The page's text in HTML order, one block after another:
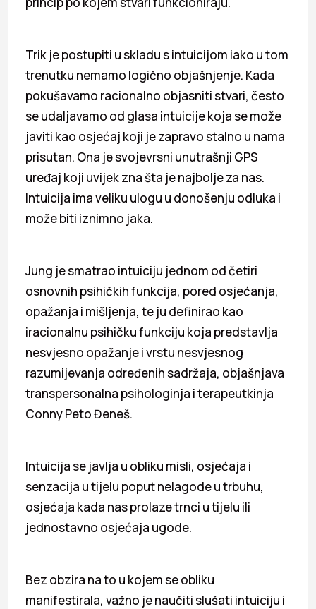
Trik je postupiti u skladu s intuicijom iako u tom
trenutku nemamo logično objašnjenje. Kada
pokušavamo racionalno objasniti stvari, često
se udaljavamo od glasa intuicije koja se može
javiti kao osjećaj koji je zapravo stalno u nama
prisutan. Ona je svojevrsni unutrašnji GPS
uređaj koji uvijek zna šta je najbolje za nas.
Intuicija ima veliku ulogu u donošenju odluka i
može biti iznimno jaka.
Jung je smatrao intuiciju jednom od četiri
osnovnih psihičkih funkcija, pored osjećanja,
opažanja i mišljenja, te ju definirao kao
iracionalnu psihičku funkciju koja predstavlja
nesvjesno opažanje i vrstu nesvjesnog
razumijevanja određenih sadržaja, objašnjava
transpersonalna psihologinja i terapeutkinja
Conny Peto Đeneš.
Intuicija se javlja u obliku misli, osjećaja i
senzacija u tijelu poput nelagode u trbuhu,
osjećaja kada nas prolaze trnci u tijelu ili
jednostavno osjećaja ugode.
Bez obzira na to u kojem se obliku
manifestirala, važno je naučiti slušati intuiciju i